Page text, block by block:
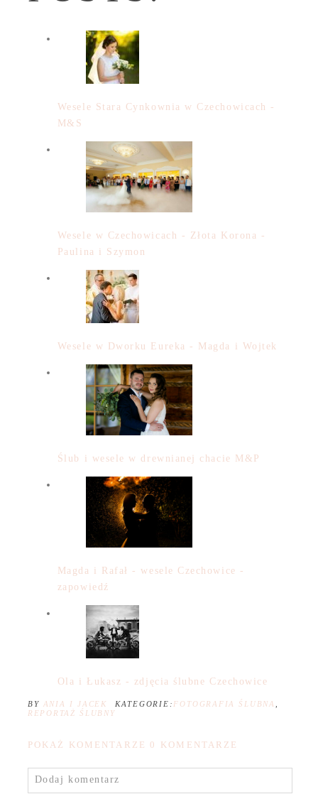
Wesele Stara Cynkownia w Czechowicach -
M&S
Wesele w Czechowicach - Złota Korona -
Paulina i Szymon
Wesele w Dworku Eureka - Magda i Wojtek
Ślub i wesele w drewnianej chacie M&P
Magda i Rafał - wesele Czechowice -
zapowiedź
Ola i Łukasz - zdjęcia ślubne Czechowice
BY ANIA I JACEK KATEGORIE: FOTOGRAFIA ŚLUBNA
REPORTAŻ ŚLUBNY
POKAŻ KOMENTARZE 0 KOMENTARZE
Dodaj komentarz